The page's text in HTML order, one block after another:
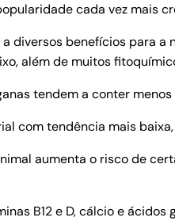
cada vez mais
diversos benefícios para
além de muitos
tendem a conter
com tendência mais
aumenta o risco de
B12 e D, cálcio e ácidos